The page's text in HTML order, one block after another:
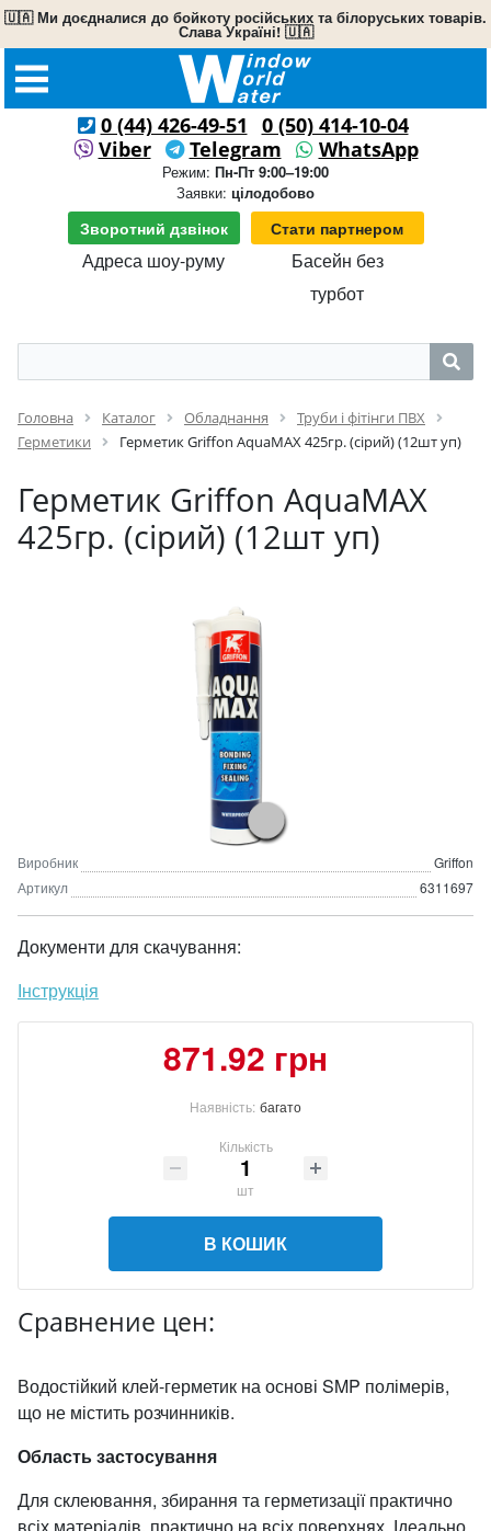
🇺🇦 Ми доєдналися до бойкоту російських та білоруських товарів.
Слава Україні! 🇺🇦
0 (44) 426-49-51
0 (50) 414-10-04
Viber
Telegram WhatsApp
Режим: Пн-Пт 9:00–19:00
Заявки: цілодобово
Зворотний дзвінок Стати партнером
Адреса шоу-руму
Басейн без
турбот
Головна Каталог Обладнання
Труби і фітінги ПВХ
Герметики
Герметик Griffon AquaMAX 425гр. (сірий) (12шт уп)
Герметик Griffon AquaMAX
425гр. (сірий) (12шт уп)
Виробник
Griffon
Артикул
6311697
Документи для скачування:
Інструкція
871.92 грн
Наявність: багато
Кількість
шт
В КОШИК
Сравнение цен:
Водостійкий клей-герметик на основі SMP полімерів,
що не містить розчинників.
Область застосування
Для склеювання, збирання та герметизації практично